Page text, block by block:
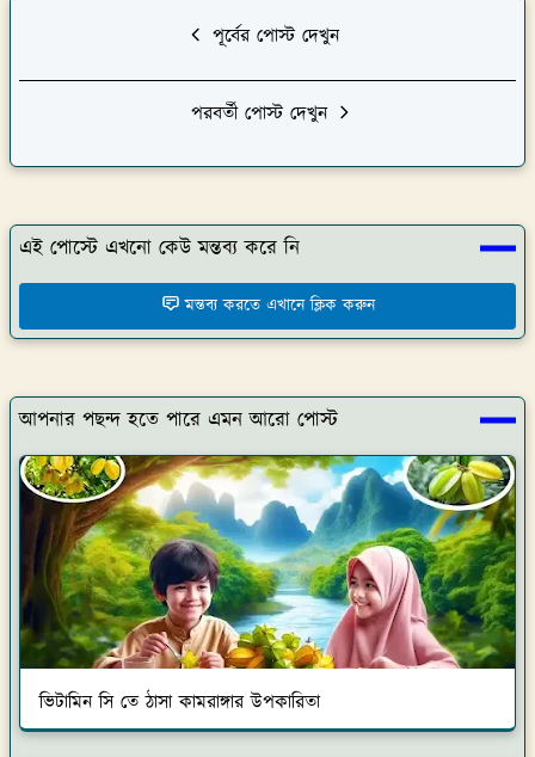
পূর্বের পোস্ট দেখুন
পরবর্তী পোস্ট দেখুন
এই পোস্টে এখনো কেউ মন্তব্য করে নি
মন্তব্য করতে এখানে ক্লিক করুন
আপনার পছন্দ হতে পারে এমন আরো পোস্ট
ভিটামিন সি তে ঠাসা কামরাঙ্গার উপকারিতা